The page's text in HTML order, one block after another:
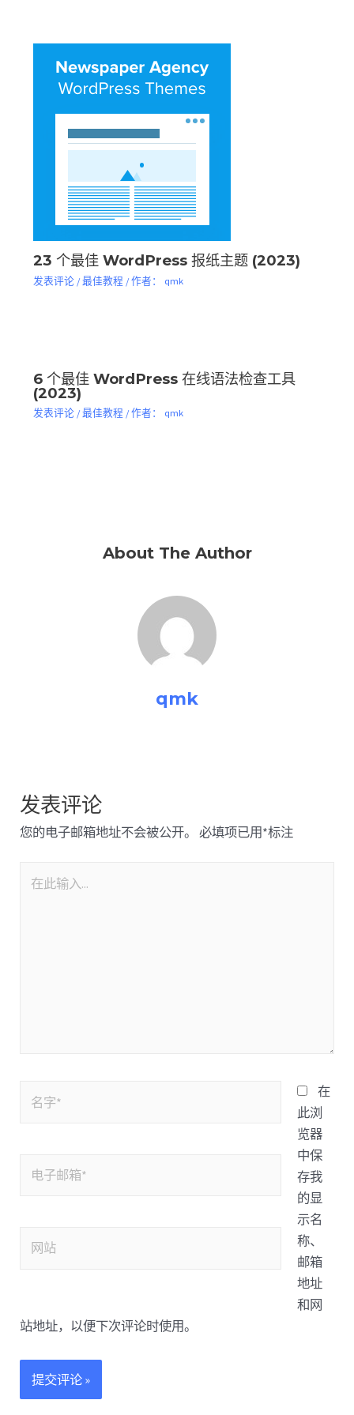
23 个最佳 WordPress 报纸主题 (2023)
发表评论 /最佳教程 / 作者： qmk
6 个最佳 WordPress 在线语法检查工具
(2023)
发表评论 /最佳教程 / 作者： qmk
About The Author
qmk
发表评论
您的电子邮箱地址不会被公开。 必填项已用*标注
在
此浏
览器
中保
存我
的显
示名
称、
邮箱
地址
和网
站地址，以便下次评论时使用。